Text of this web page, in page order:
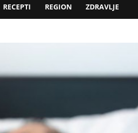
RECEPTI REGION ZDRAVLJE